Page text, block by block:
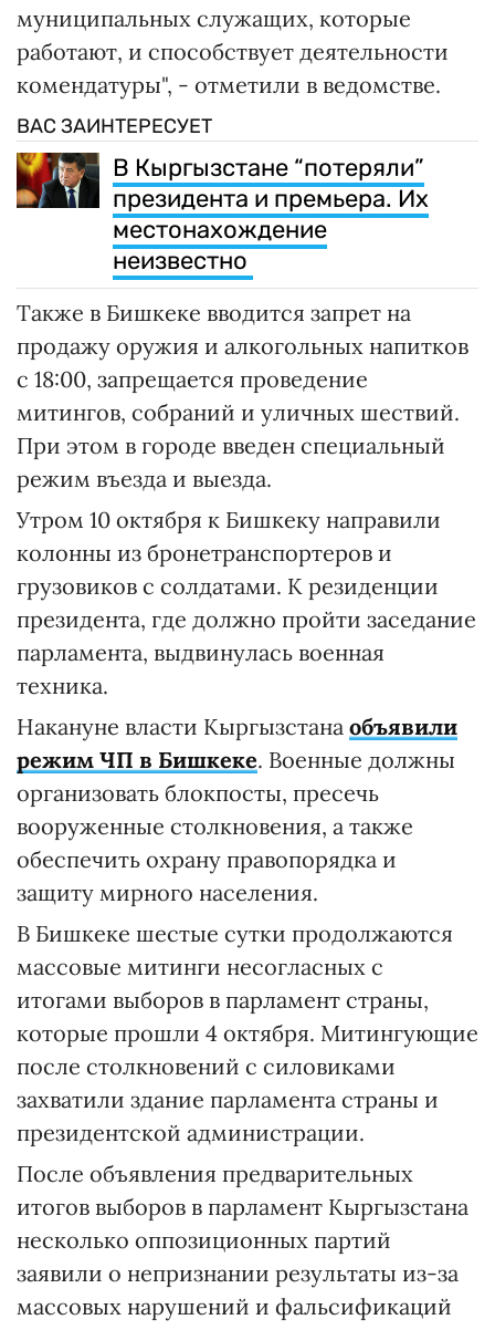
муниципальных служащих, которые
работают, и способствует деятельности
комендатуры", - отметили в ведомстве.
ВАС ЗАИНТЕРЕСУЕТ
В Кыргызстане “потеряли”
президента и премьера. Их
местонахождение
неизвестно
Также в Бишкеке вводится запрет на
продажу оружия и алкогольных напитков
с 18:00, запрещается проведение
митингов, собраний и уличных шествий.
При этом в городе введен специальный
режим въезда и выезда.
Утром 10 октября к Бишкеку направили
колонны из бронетранспортеров и
грузовиков с солдатами. К резиденции
президента, где должно пройти заседание
парламента, выдвинулась военная
техника.
Накануне власти Кыргызстана объявили
режим ЧП в Бишкеке. Военные должны
организовать блокпосты, пресечь
вооруженные столкновения, а также
обеспечить охрану правопорядка и
защиту мирного населения.
В Бишкеке шестые сутки продолжаются
массовые митинги несогласных с
итогами выборов в парламент страны,
которые прошли 4 октября. Митингующие
после столкновений с силовиками
захватили здание парламента страны и
президентской администрации.
После объявления предварительных
итогов выборов в парламент Кыргызстана
несколько оппозиционных партий
заявили о непризнании результаты из-за
массовых нарушений и фальсификаций